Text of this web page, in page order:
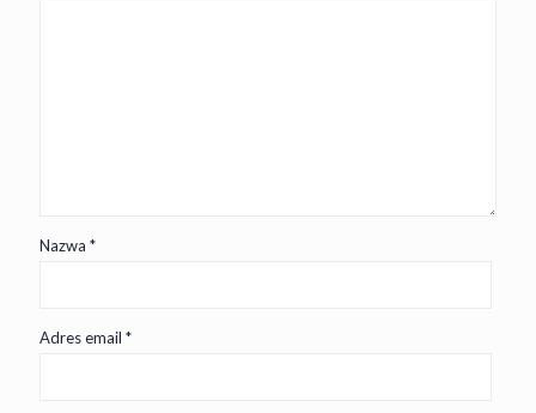
Nazwa *
Adres email *